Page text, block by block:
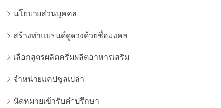
นโยบายส่วนบุคคล
สร้างทำแบรนด์ดูดวงด้วยชื่อมงคล
เลือกสูตรผลิตครีมผลิตอาหารเสริม
จำหน่ายแคปซูลเปล่า
นัดหมายเข้ารับคำปรึกษา